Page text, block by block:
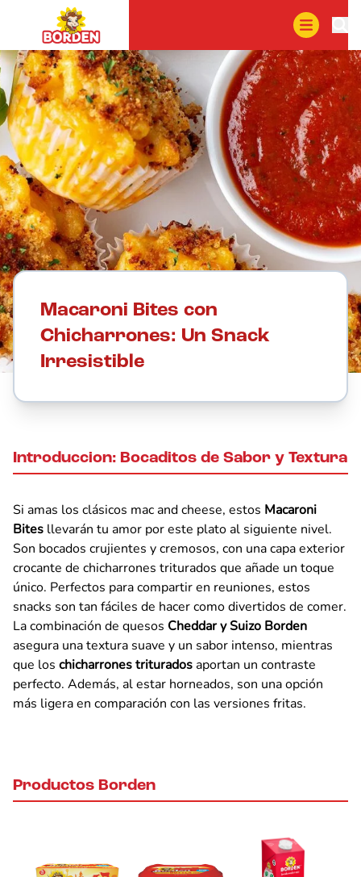
Macaroni Bites con
Chicharrones: Un Snack
Irresistible
Introduccion: Bocaditos de Sabor y Textura
Si amas los clásicos mac and cheese, estos Macaroni
Bites llevarán tu amor por este plato al siguiente nivel.
Son bocados crujientes y cremosos, con una capa exterior
crocante de chicharrones triturados que añade un toque
único. Perfectos para compartir en reuniones, estos
snacks son tan fáciles de hacer como divertidos de comer.
La combinación de quesos Cheddar y Suizo Borden
asegura una textura suave y un sabor intenso, mientras
que los chicharrones trituradosaportan un contraste
perfecto. Además, al estar horneados, son una opción
más ligera en comparación con las versiones fritas.
Productos Borden